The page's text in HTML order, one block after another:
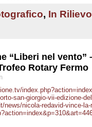
, In Rilievo
“Liberi nel vento”
Rotary Fermo
san-giorgio-vii-edizione-
news/nicola-redavid-vince-